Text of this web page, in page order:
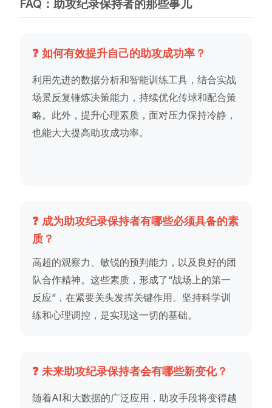
FAQ：助攻纪录保持者的那些事儿
❓ 如何有效提升自己的助攻成功率？
利用先进的数据分析和智能训练工具，结合实战
场景反复锤炼决策能力，持续优化传球和配合策
略。此外，提升心理素质，面对压力保持冷静，
也能大大提高助攻成功率。
❓ 成为助攻纪录保持者有哪些必须具备的素
质？
高超的观察力、敏锐的预判能力，以及良好的团
队合作精神。这些素质，形成了“战场上的第一
反应”，在紧要关头发挥关键作用。坚持科学训
练和心理调控，是实现这一切的基础。
❓ 未来助攻纪录保持者会有哪些新变化？
随着AI和大数据的广泛应用，助攻手段将变得越